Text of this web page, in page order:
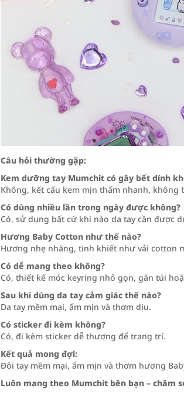
Câu hỏi thường gặp:
Kem dưỡng tay Mumchit có gây bết dính
Không, kết cấu kem mịn thấm nhanh, không
Có dùng nhiều lần trong ngày được không?
Có, sử dụng bất cứ khi nào da tay cần được
Hương Baby Cotton như thế nào?
Hương nhẹ nhàng, tinh khiết như vải cotton
Có dễ mang theo không?
Có, thiết kế móc keyring nhỏ gọn, gắn túi
Sau khi dùng da tay cảm giác thế nào?
Da tay mềm mại, ẩm mịn và thơm dịu.
Có sticker đi kèm không?
Có, đi kèm sticker dễ thương để trang trí.
Kết quả mong đợi:
Đôi tay mềm mại, ẩm mịn và thơm hương
Luôn mang theo Mumchit bên bạn – chăm